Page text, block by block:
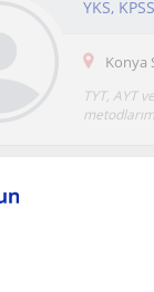
YKS,
Konya
TYT, AYT
Öğretmenlerin